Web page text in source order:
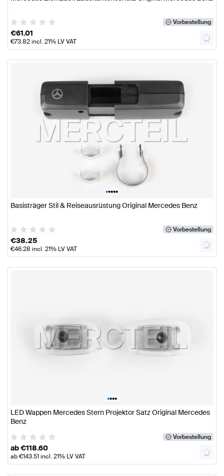
Vorbestellung
€61.01
€73.82incl. 21% LV VAT
•••••
Basisträger Stil & Reiseausrüstung Original Mercedes Benz
Vorbestellung
€38.25
€46.28 incl. 21% LV VAT
••••
LED Wappen Mercedes Stern Projektor Satz Original Mercedes
Benz
Vorbestellung
ab€118.60
ab€143.51incl. 21% LV VAT